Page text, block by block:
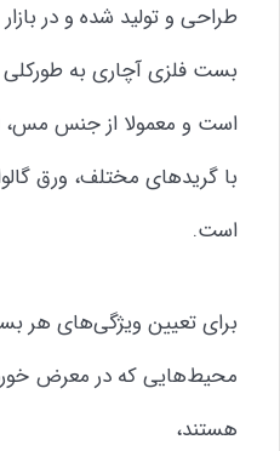
طراحی و تولید شده و در
بست فلزی آچاری به طورکلی
است و معمولا از جنس
با گریدهای مختلف، ورق
است.
برای تعیین ویژگی‌های هر
محیط‌هایی که در معرض
هستند،